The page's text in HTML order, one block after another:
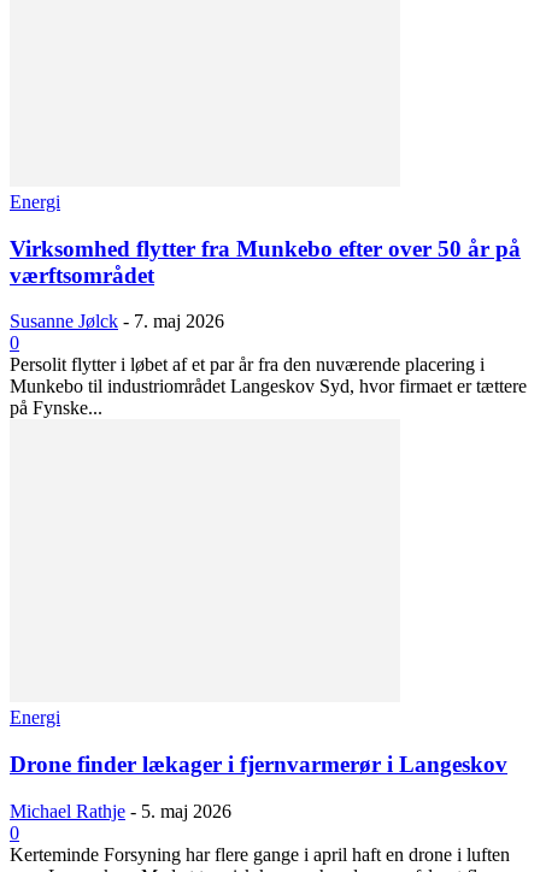
Energi
Virksomhed flytter fra Munkebo efter over 50 år på
værftsområdet
Susanne Jølck - 7. maj 2026
0
Persolit flytter i løbet af et par år fra den nuværende placering i
Munkebo til industriområdet Langeskov Syd, hvor firmaet er tættere
på Fynske...
Energi
Drone finder lækager i fjernvarmerør i Langeskov
Michael Rathje - 5. maj 2026
0
Kerteminde Forsyning har flere gange i april haft en drone i luften